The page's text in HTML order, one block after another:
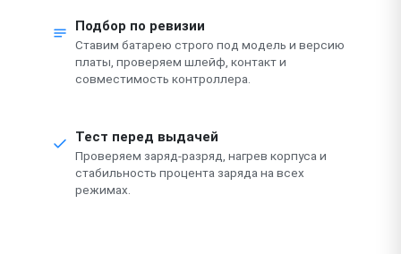
Подбор по ревизии
Ставим батарею строго под модель и версию
платы, проверяем шлейф, контакт и
совместимость контроллера.
Тест перед выдачей
Проверяем заряд-разряд, нагрев корпуса и
стабильность процента заряда на всех
режимах.